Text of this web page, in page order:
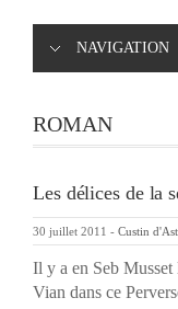
NAVIGATION
ROMAN
Les délices de la
30 juillet 2011 - Custin
Il y a en Seb Musset
Vian dans ce